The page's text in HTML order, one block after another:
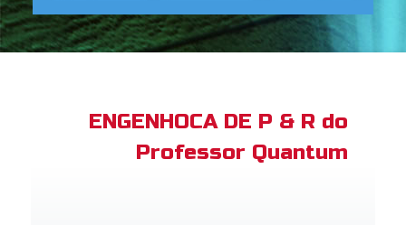
Bible App
ENGENHOCA DE P & R do
Professor Quantum